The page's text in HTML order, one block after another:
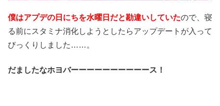
僕はアプデの日にちを水曜日だと勘違いしていたので、寝
る前にスタミナ消化しようとしたらアップデートが入って
びっくりしました……。
だましたなホヨバーーーーーーーーーース！